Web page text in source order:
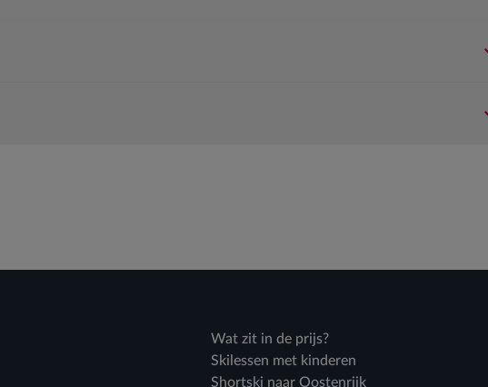
Wat zit in de prijs?
Skilessen met kinderen
Shortski naar Oostenrijk